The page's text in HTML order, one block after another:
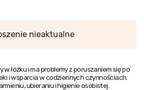
nieaktualne
w łóżku i ma problemy z poruszaniem się po
i wsparcia w codziennych czynnościach.
ubieraniu i higienie osobistej.